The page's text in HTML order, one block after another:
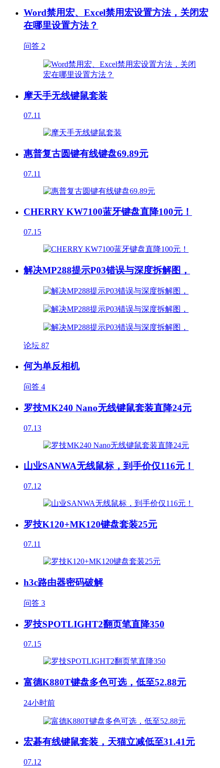
Word禁用宏、Excel禁用宏设置方法，关闭宏
在哪里设置方法？
问答 2
摩天手无线键鼠套装
07.11
惠普复古圆键有线键盘69.89元
07.11
CHERRY KW7100蓝牙键盘直降100元！
07.15
解决MP288提示P03错误与深度拆解图，
论坛 87
何为单反相机
问答 4
罗技MK240 Nano无线键鼠套装直降24元
07.13
山业SANWA无线鼠标，到手价仅116元！
07.12
罗技K120+MK120键盘套装25元
07.11
h3c路由器密码破解
问答 3
罗技SPOTLIGHT2翻页笔直降350
07.15
富德K880T键盘多色可选，低至52.88元
24小时前
宏碁有线键鼠套装，天猫立减低至31.41元
07.12